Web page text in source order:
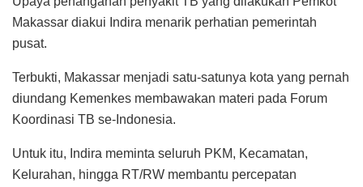
Makassar diakui Indira menarik perhatian pemerintah
pusat.
Terbukti, Makassar menjadi satu-satunya kota yang pernah
diundang Kemenkes membawakan materi pada Forum
Koordinasi TB se-Indonesia.
Untuk itu, Indira meminta seluruh PKM, Kecamatan,
Kelurahan, hingga RT/RW membantu percepatan